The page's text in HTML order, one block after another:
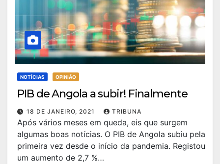
NOTÍCIAS OPINIÃO
PIB de Angola a subir! Finalmente
18 DE JANEIRO, 2021 TRIBUNA
Após vários meses em queda, eis que surgem
algumas boas notícias. O PIB de Angola subiu pela
primeira vez desde o início da pandemia. Registou
um aumento de 2,7 %…